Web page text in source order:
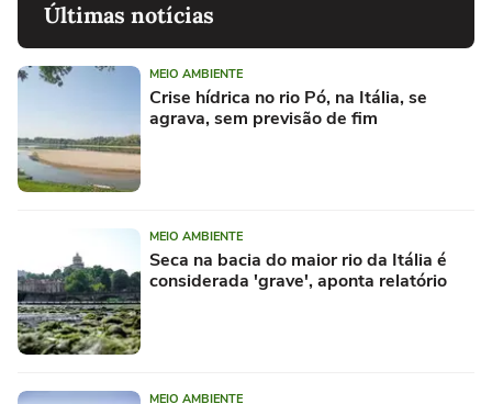
Últimas notícias
MEIO AMBIENTE
Crise hídrica no rio Pó, na Itália, se
agrava, sem previsão de fim
MEIO AMBIENTE
Seca na bacia do maior rio da Itália é
considerada 'grave', aponta relatório
MEIO AMBIENTE